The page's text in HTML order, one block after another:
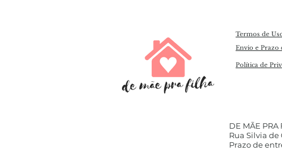
Termos de
Envio e Prazo
Política de
​DE MÃE
Rua Silvia de
Prazo de